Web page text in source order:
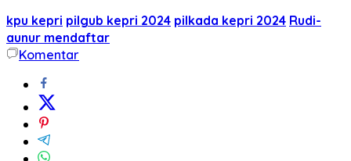
kpu kepri pilgub kepri 2024 pilkada kepri 2024 Rudi-
aunur mendaftar
Komentar